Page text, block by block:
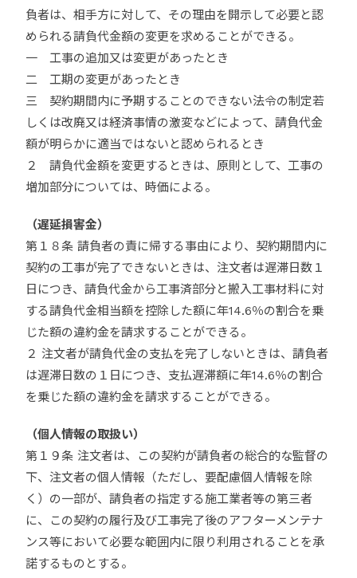
負者は、相手方に対して、その理由を開示して必要と認
められる請負代金額の変更を求めることができる。
一 工事の追加又は変更があったとき
二 工期の変更があったとき
三 契約期間内に予期することのできない法令の制定若
しくは改廃又は経済事情の激変などによって、請負代金
額が明らかに適当ではないと認められるとき
２ 請負代金額を変更するときは、原則として、工事の
増加部分については、時価による。
（遅延損害金）
第１８条 請負者の責に帰する事由により、契約期間内に
契約の工事が完了できないときは、注文者は遅滞日数１
日につき、請負代金から工事済部分と搬入工事材料に対
する請負代金相当額を控除した額に年14.6％の割合を乗
じた額の違約金を請求することができる。
２ 注文者が請負代金の支払を完了しないときは、請負者
は遅滞日数の１日につき、支払遅滞額に年14.6％の割合
を乗じた額の違約金を請求することができる。
（個人情報の取扱い）
第１９条 注文者は、この契約が請負者の総合的な監督の
下、注文者の個人情報（ただし、要配慮個人情報を除
く）の一部が、請負者の指定する施工業者等の第三者
に、この契約の履行及び工事完了後のアフターメンテナ
ンス等において必要な範囲内に限り利用されることを承
諾するものとする。